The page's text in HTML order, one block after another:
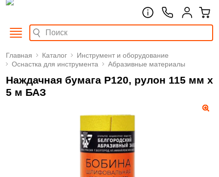
Главная Каталог
Инструмент и оборудование
Оснастка для инструмента
Абразивные материалы
Наждачная бумага Р120, рулон 115 мм х
5 м БАЗ